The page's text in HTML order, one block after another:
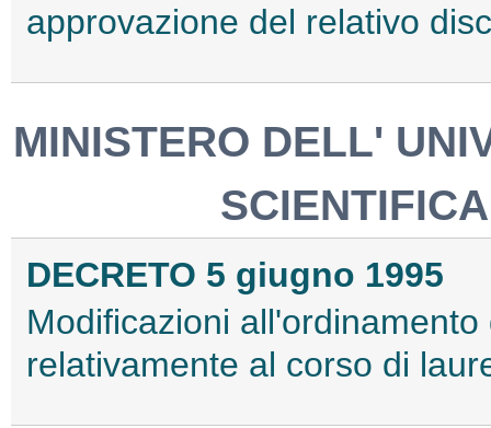
approvazione del relativo
MINISTERO DELL'
DECRETO 5 giugno 1995
Modificazioni
relativamente al corso di